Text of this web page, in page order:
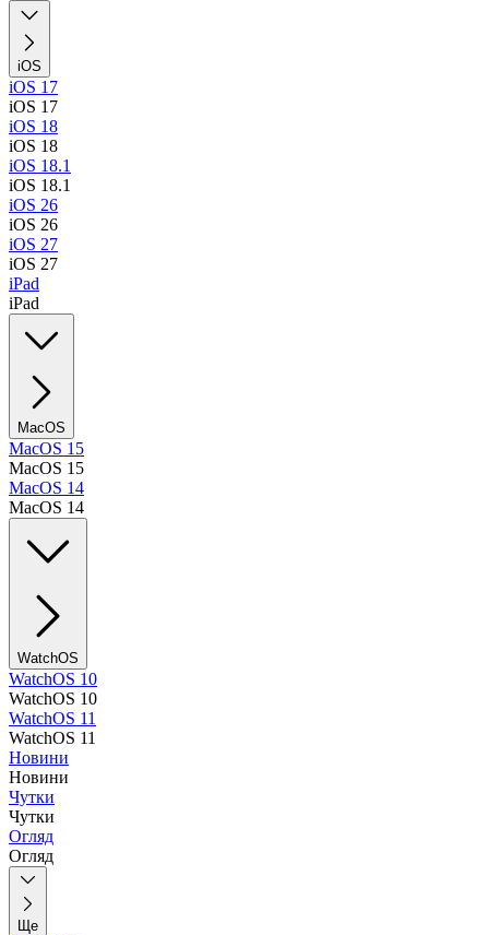
iOS
iOS 17
iOS 17
iOS 18
iOS 18
iOS 18.1
iOS 18.1
iOS 26
iOS 26
iOS 27
iOS 27
iPad
iPad
MacOS
MacOS 15
MacOS 15
MacOS 14
MacOS 14
WatchOS
WatchOS 10
WatchOS 10
WatchOS 11
WatchOS 11
Новини
Новини
Чутки
Чутки
Огляд
Огляд
Ще